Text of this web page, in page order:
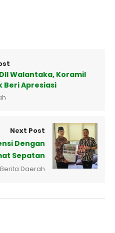
Walantaka, Koramil
Beri Apresiasi
Next Post
Dengan
Sepatan
Berita Daerah